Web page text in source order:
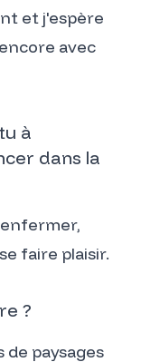
et j'espère
avec
à
dans la
faire plaisir.
?
de paysages